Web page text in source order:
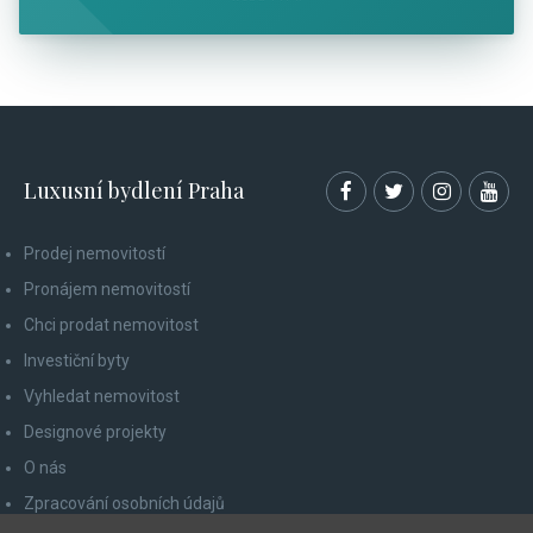
Luxusní bydlení Praha
Prodej nemovitostí
Pronájem nemovitostí
Chci prodat nemovitost
Investiční byty
Vyhledat nemovitost
Designové projekty
O nás
Zpracování osobních údajů